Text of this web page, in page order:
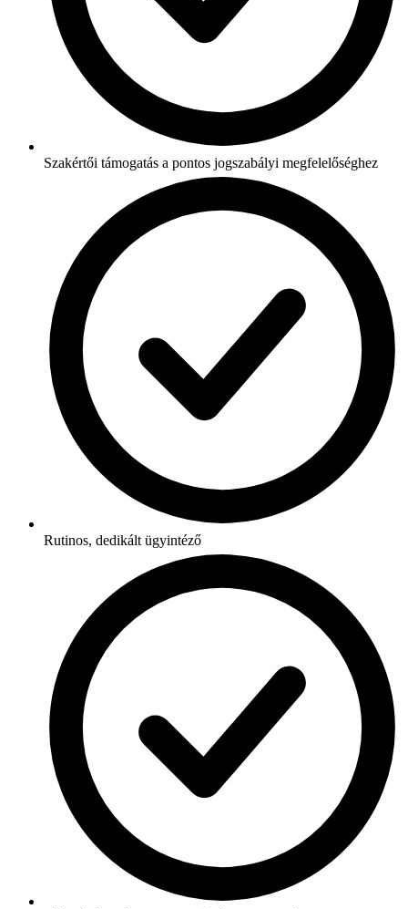
Szakértői támogatás a pontos jogszabályi megfelelőséghez
Rutinos, dedikált ügyintéző